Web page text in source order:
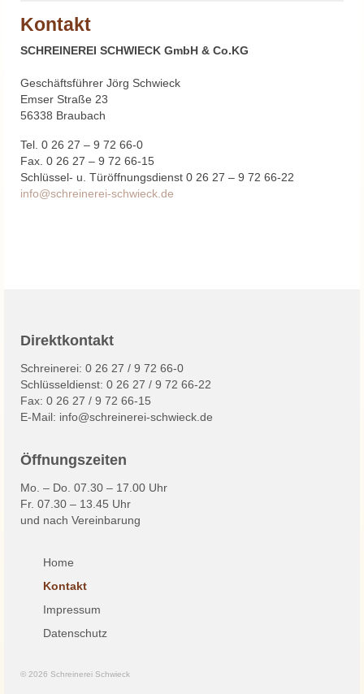
Holztreppen
Möbel
Innentüren
Haustüren
Wärmeschutz
Sicherheit
Insektenschutz
Beschattungen
Rollladen
Markisen/Beschattungen
Service
Sicherheit
Kontakt
SCHREINEREI SCHWIECK GmbH & Co.KG
Geschäftsführer Jörg Schwieck
Emser Straße 23
56338 Braubach
Tel. 0 26 27 – 9 72 66-0
Fax. 0 26 27 – 9 72 66-15
Schlüssel- u. Türöffnungsdienst 0 26 27 – 9 72 66-22
info@schreinerei-schwieck.de
Direktkontakt
Schreinerei: 0 26 27 / 9 72 66-0
Schlüsseldienst: 0 26 27 / 9 72 66-22
Fax: 0 26 27 / 9 72 66-15
E-Mail: info@schreinerei-schwieck.de
Öffnungszeiten
Mo. – Do. 07.30 – 17.00 Uhr
Fr. 07.30 – 13.45 Uhr
und nach Vereinbarung
Home
Kontakt
Impressum
Datenschutz
© 2026 Schreinerei Schwieck